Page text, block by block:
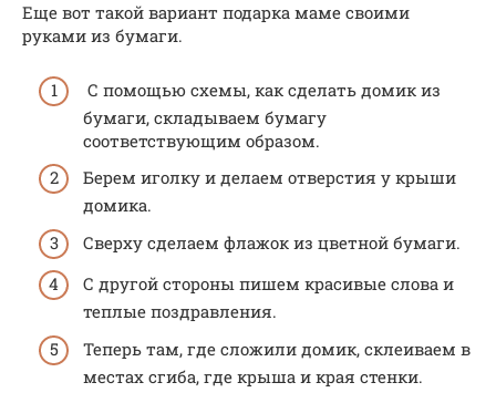
Еще вот такой вариант подарка маме своими
руками из бумаги.
С помощью схемы, как сделать домик из
бумаги, складываем бумагу
соответствующим образом.
Берем иголку и делаем отверстия у крыши
домика.
Сверху сделаем флажок из цветной бумаги.
С другой стороны пишем красивые слова и
теплые поздравления.
Теперь там, где сложили домик, склеиваем в
местах сгиба, где крыша и края стенки.